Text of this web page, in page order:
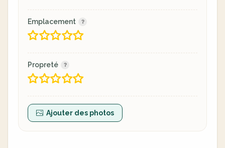
Emplacement
Propreté
Ajouter des photos